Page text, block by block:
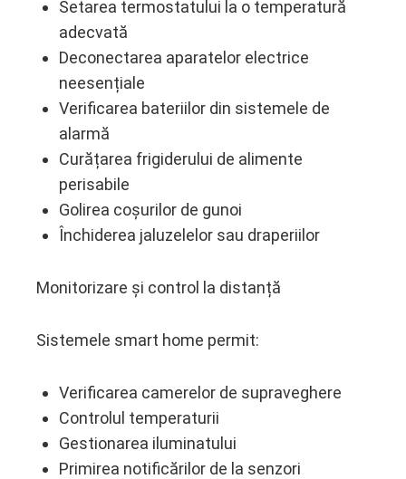
Setarea termostatului la o temperatură
adecvată
Deconectarea aparatelor electrice
neesențiale
Verificarea bateriilor din sistemele de
alarmă
Curățarea frigiderului de alimente
perisabile
Golirea coșurilor de gunoi
Închiderea jaluzelelor sau draperiilor
Monitorizare și control la distanță
Sistemele smart home permit:
Verificarea camerelor de supraveghere
Controlul temperaturii
Gestionarea iluminatului
Primirea notificărilor de la senzori